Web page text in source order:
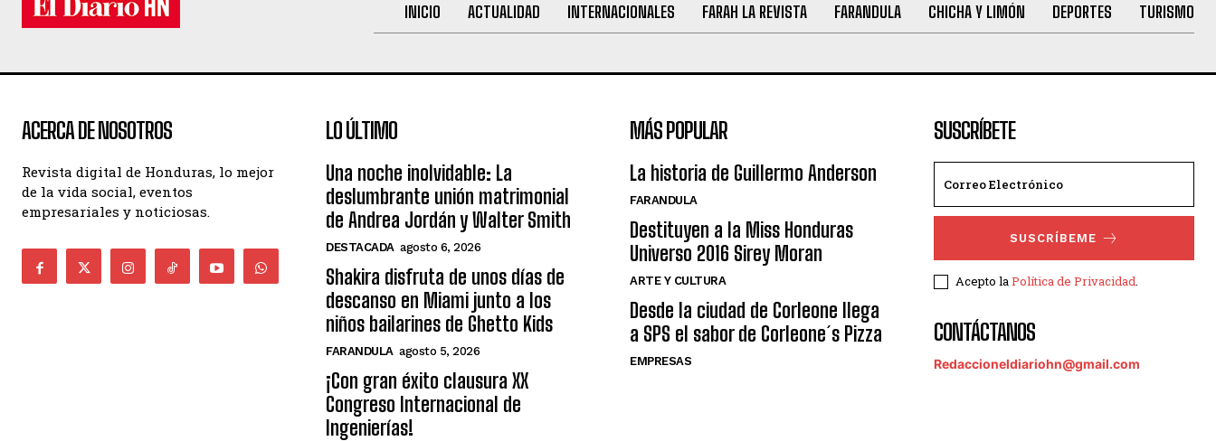
INICIO ACTUALIDAD INTERNACIONALES FARAH LA REVISTA FARANDULA CHICHA Y LIMÓN DEPORTES TURISMO
ACERCA DE NOSOTROS
Revista digital de Honduras, lo mejor
de la vida social, eventos
empresariales y noticiosas.
LO ÚLTIMO
Una noche inolvidable: La
deslumbrante unión matrimonial
de Andrea Jordán y Walter Smith
DESTACADA agosto 6, 2026
Shakira disfruta de unos días de
descanso en Miami junto a los
niños bailarines de Ghetto Kids
FARANDULA agosto 5, 2026
¡Con gran éxito clausura XX
Congreso Internacional de
Ingenierías!
MÁS POPULAR
La historia de Guillermo Anderson
FARANDULA
Destituyen a la Miss Honduras
Universo 2016 Sirey Moran
ARTE Y CULTURA
Desde la ciudad de Corleone llega
a SPS el sabor de Corleone´s Pizza
EMPRESAS
SUSCRÍBETE
SUSCRÍBEME
Acepto laPolítica de Privacidad.
CONTÁCTANOS
Redaccioneldiariohn@gmail.com